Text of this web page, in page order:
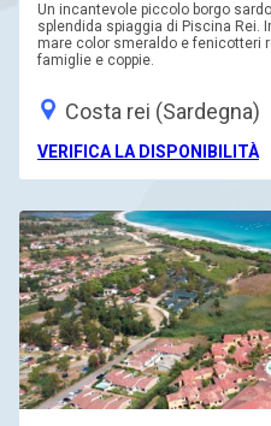
Un incantevole piccolo borgo
splendida spiaggia di Piscina Rei.
mare color smeraldo e fenicotteri
famiglie e coppie.
Costa rei (Sardegna)
VERIFICA LA DISPONIBILITÀ